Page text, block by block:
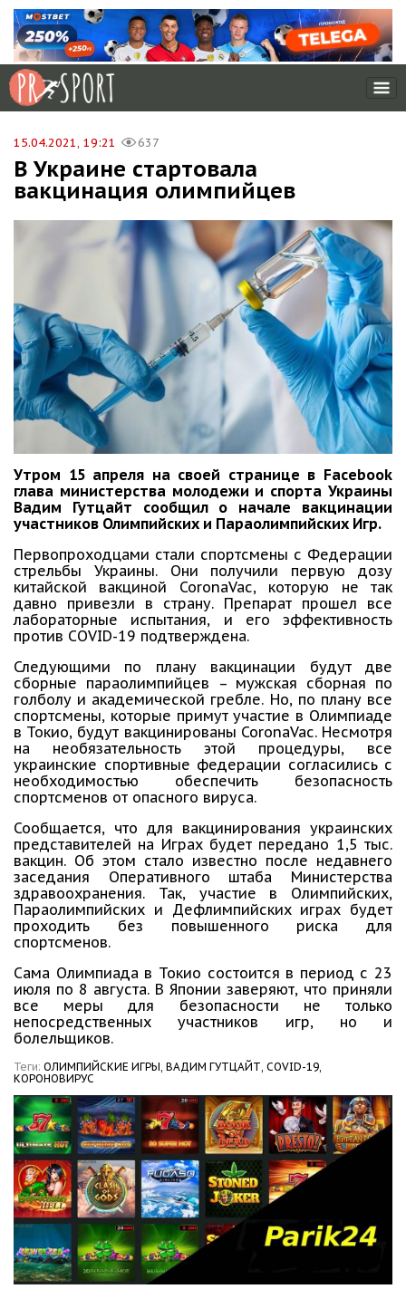
15.04.2021, 19:21 637
В Украине стартовала
вакцинация олимпийцев
Утром 15 апреля на своей странице в Facebook
глава министерства молодежи и спорта Украины
Вадим Гутцайт сообщил о начале вакцинации
участников Олимпийских и Параолимпийских Игр.
Первопроходцами стали спортсмены с Федерации
стрельбы Украины. Они получили первую дозу
китайской вакциной CoronaVac, которую не так
давно привезли в страну. Препарат прошел все
лабораторные испытания, и его эффективность
против COVID-19 подтверждена.
Следующими по плану вакцинации будут две
сборные параолимпийцев – мужская сборная по
голболу и академической гребле. Но, по плану все
спортсмены, которые примут участие в Олимпиаде
в Токио, будут вакцинированы CoronaVac. Несмотря
на необязательность этой процедуры, все
украинские спортивные федерации согласились с
необходимостью обеспечить безопасность
спортсменов от опасного вируса.
Сообщается, что для вакцинирования украинских
представителей на Играх будет передано 1,5 тыс.
вакцин. Об этом стало известно после недавнего
заседания Оперативного штаба Министерства
здравоохранения. Так, участие в Олимпийских,
Параолимпийских и Дефлимпийских играх будет
проходить без повышенного риска для
спортсменов.
Сама Олимпиада в Токио состоится в период с 23
июля по 8 августа. В Японии заверяют, что приняли
все меры для безопасности не только
непосредственных участников игр, но и
болельщиков.
Теги: ОЛИМПИЙСКИЕ ИГРЫ, ВАДИМ ГУТЦАЙТ, COVID-19,
КОРОНОВИРУС